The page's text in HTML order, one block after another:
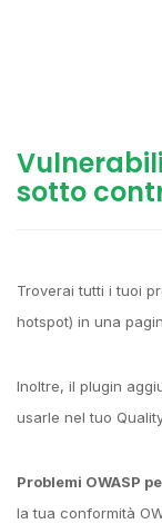
sotto
Troverai tutti i tuoi
hotspot) in una
Inoltre, il plugin
usarle nel tuo
Problemi OWASP
la tua conformità